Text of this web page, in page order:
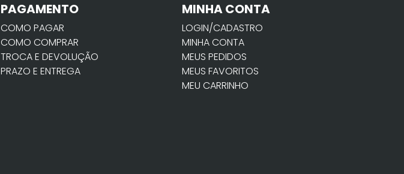
PAGAMENTO
COMO PAGAR
COMO COMPRAR
TROCA E DEVOLUÇÃO
PRAZO E ENTREGA
MINHA CONTA
LOGIN/CADASTRO
MINHA CONTA
MEUS PEDIDOS
MEUS FAVORITOS
MEU CARRINHO